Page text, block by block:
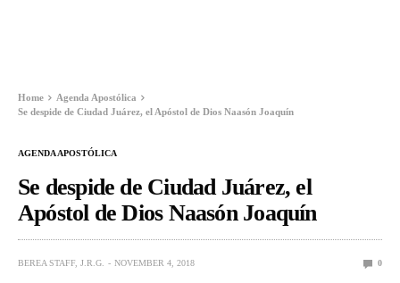
Home
Agenda Apostólica
Se despide de Ciudad Juárez, el Apóstol de Dios Naasón Joaquín
AGENDA APOSTÓLICA
Se despide de Ciudad Juárez, el
Apóstol de Dios Naasón Joaquín
BEREA STAFF, J.R.G. NOVEMBER 4, 2018 0